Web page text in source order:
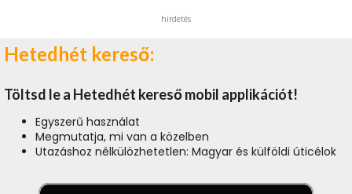
hirdetés
Hetedhét kereső:
Töltsd le a Hetedhét kereső mobil applikációt!
Egyszerű használat
Megmutatja, mi van a közelben
Utazáshoz nélkülözhetetlen: Magyar és külföldi úticélok